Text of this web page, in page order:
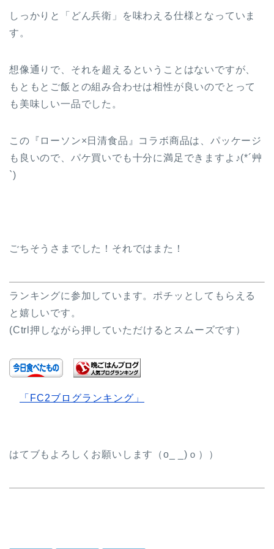
しっかりと「どん兵衛」を味わえる仕様となっていま
す。
想像通りで、それを超えるということはないですが、
もともとご飯との組み合わせは相性が良いのでとって
も美味しい一品でした。
この『ローソン×日清食品』コラボ商品は、パッケージ
も良いので、パケ買いでも十分に満足できますよ♪(*´艸
`)
ごちそうさまでした！それではまた！
ランキングに参加しています。ポチッとしてもらえる
と嬉しいです。
(Ctrl押しながら押していただけるとスムーズです）
「FC2ブログランキング」
はてブもよろしくお願いします（o_ _)ｏ））